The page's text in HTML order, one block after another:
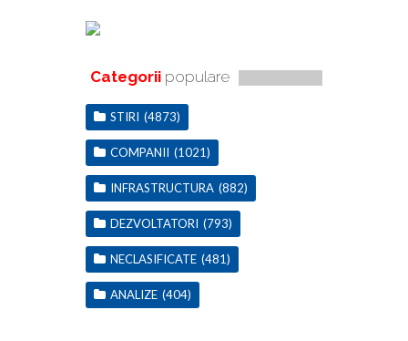
Categorii populare
STIRI (4873)
COMPANII (1021)
INFRASTRUCTURA (882)
DEZVOLTATORI (793)
NECLASIFICATE (481)
ANALIZE (404)